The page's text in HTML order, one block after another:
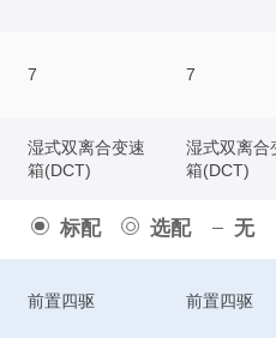
标配 选配 无
7 7
湿式双离合变速
箱(DCT)
湿式双离合
箱(DCT)
前置四驱 前置四驱